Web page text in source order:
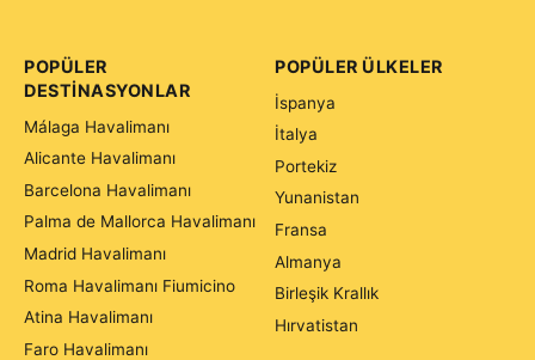
POPÜLER
DESTINASYONLAR
Málaga Havalimanı
Alicante Havalimanı
Barcelona Havalimanı
Palma de Mallorca Havalimanı
Madrid Havalimanı
Roma Havalimanı Fiumicino
Atina Havalimanı
Faro Havalimanı
POPÜLER ÜLKELER
İspanya
İtalya
Portekiz
Yunanistan
Fransa
Almanya
Birleşik Krallık
Hırvatistan